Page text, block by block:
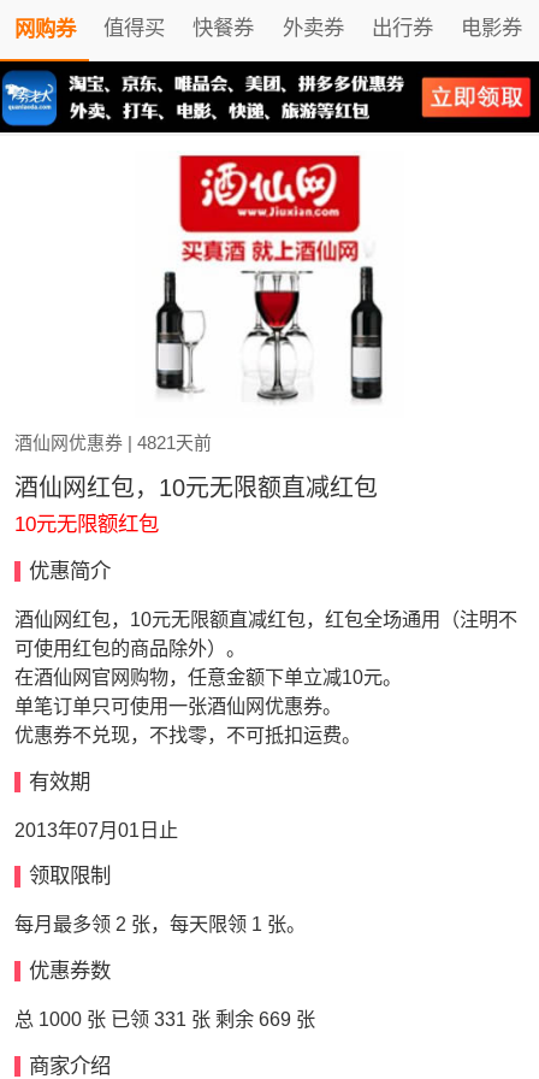
网购券 值得买 快餐券 外卖券 出行券 电影券
酒仙网优惠券 | 4821天前
酒仙网红包，10元无限额直减红包
10元无限额红包
优惠简介
酒仙网红包，10元无限额直减红包，红包全场通用（注明不
可使用红包的商品除外）。
在酒仙网官网购物，任意金额下单立减10元。
单笔订单只可使用一张酒仙网优惠券。
优惠券不兑现，不找零，不可抵扣运费。
有效期
2013年07月01日止
领取限制
每月最多领 2 张，每天限领 1 张。
优惠券数
总 1000 张 已领 331 张 剩余 669 张
商家介绍